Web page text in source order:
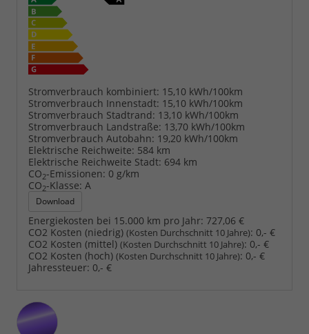
Stromverbrauch kombiniert: 15,10 kWh/100km
Stromverbrauch Innenstadt: 15,10 kWh/100km
Stromverbrauch Stadtrand: 13,10 kWh/100km
Stromverbrauch Landstraße: 13,70 kWh/100km
Stromverbrauch Autobahn: 19,20 kWh/100km
Elektrische Reichweite: 584 km
Elektrische Reichweite Stadt: 694 km
CO2-Emissionen: 0 g/km
CO2-Klasse: A
Download
Energiekosten bei 15.000 km pro Jahr: 727,06 €
CO2 Kosten (niedrig) (Kosten Durchschnitt 10 Jahre): 0,- €
CO2 Kosten (mittel) (Kosten Durchschnitt 10 Jahre): 0,- €
CO2 Kosten (hoch) (Kosten Durchschnitt 10 Jahre): 0,- €
Jahressteuer: 0,- €